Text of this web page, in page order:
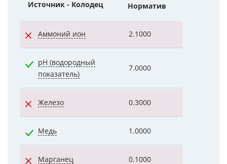
Источник - Колодец Норматив
Аммоний ион 2.1000
pH (водородный
показатель)
7.0000
Железо 0.3000
Медь 1.0000
Марганец 0.1000